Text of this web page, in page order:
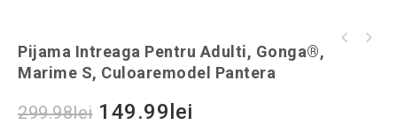
Pijama Intreaga Pentru Adulti, Gonga®,
Marime S, Culoaremodel Pantera
299.98lei 149.99 lei